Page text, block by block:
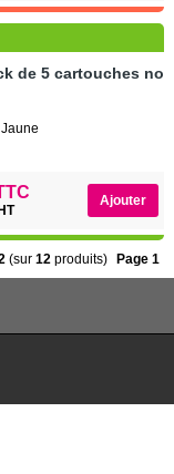
de 5 cartouches
(sur12 produits) Page 1